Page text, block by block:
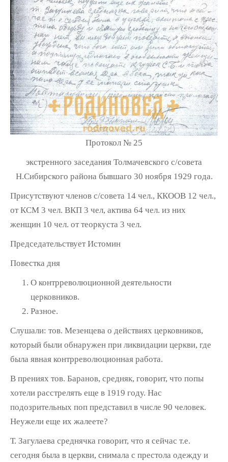
Протокол № 25
экстренного заседания Толмачевского с/совета
Н.Сибирского района бывшаго 30 ноября 1929 года.
Присутствуют членов с/совета 14 чел., ККООВ 12 чел.,
от КСМ 3 чел. ВКП 3 чел, актива 64 чел. из них
женщин 10 чел. от теоркуста 3 чел.
Председательствует Истомин
Повестка дня
О контрреволюционной деятельности
церковников.
Разное.
Слушали: тов. Мезенцева о действиях церковников,
который были обнаружен при ликвидации церкви, где
была явная контрреволюционная работа.
В прениях тов. Баранов, средняк, говорит, что попы
хотели расстрелять еще в 1919 году. Нас
подозрительных поп представил в числе 90 человек.
Неужели еще их жалеете?
Т. Загулаева среднячка говорит, что я сейчас т.е.
сегодня была в церкви, снимала с престола одежду и